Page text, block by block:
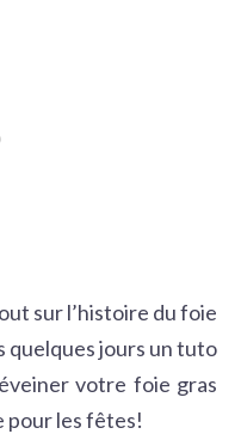
sur l’histoire du foie
quelques jours un tuto
votre foie gras
les fêtes!